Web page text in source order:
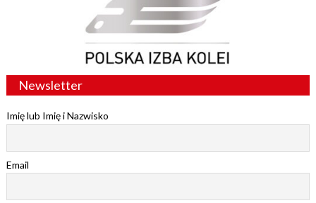
Newsletter
Imię lub Imię i Nazwisko
Email